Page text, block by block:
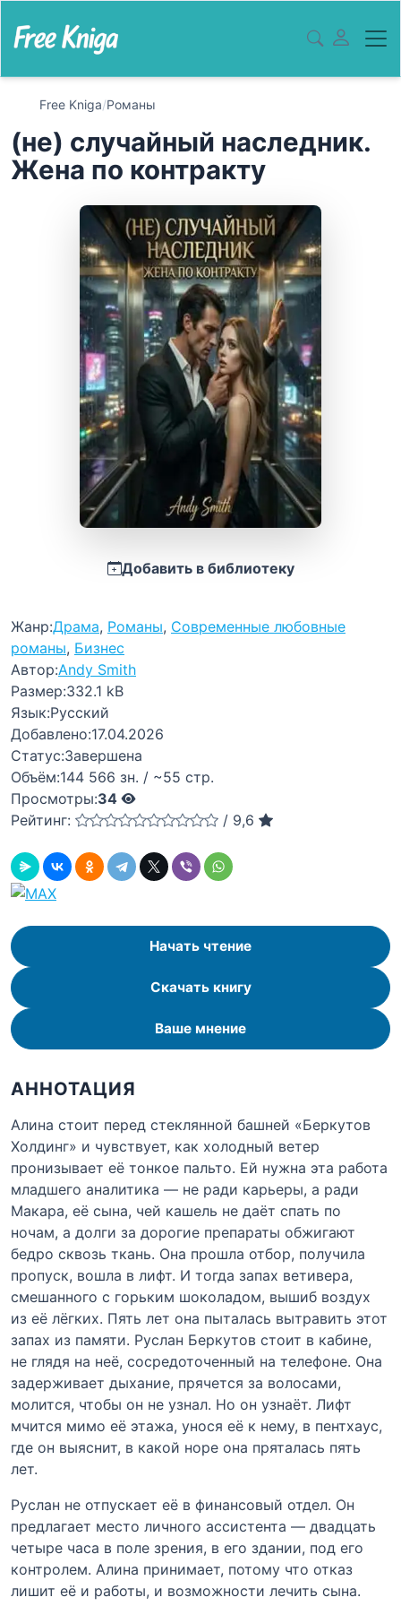
Free Kniga/Романы
(не) случайный наследник.
Жена по контракту
Добавить в библиотеку
Жанр:Драма, Романы, Современные любовные
романы, Бизнес
Автор:Andy Smith
Размер:332.1 kB
Язык:Русский
Добавлено:17.04.2026
Статус:Завершена
Объём:144 566 зн. / ~55 стр.
Просмотры:34
Рейтинг:
/ 9,6
Начать чтение
Скачать книгу
Ваше мнение
АННОТАЦИЯ
Алина стоит перед стеклянной башней «Беркутов
Холдинг» и чувствует, как холодный ветер
пронизывает её тонкое пальто. Ей нужна эта работа
младшего аналитика — не ради карьеры, а ради
Макара, её сына, чей кашель не даёт спать по
ночам, а долги за дорогие препараты обжигают
бедро сквозь ткань. Она прошла отбор, получила
пропуск, вошла в лифт. И тогда запах ветивера,
смешанного с горьким шоколадом, вышиб воздух
из её лёгких. Пять лет она пыталась вытравить этот
запах из памяти. Руслан Беркутов стоит в кабине,
не глядя на неё, сосредоточенный на телефоне. Она
задерживает дыхание, прячется за волосами,
молится, чтобы он не узнал. Но он узнаёт. Лифт
мчится мимо её этажа, унося её к нему, в пентхаус,
где он выяснит, в какой норе она пряталась пять
лет.
Руслан не отпускает её в финансовый отдел. Он
предлагает место личного ассистента — двадцать
четыре часа в поле зрения, в его здании, под его
контролем. Алина принимает, потому что отказ
лишит её и работы, и возможности лечить сына.